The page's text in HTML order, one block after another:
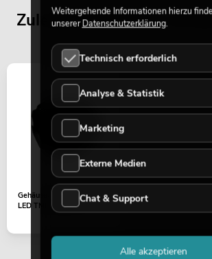
Zuletzt angesehene
Gehäuseteil (Kopf hinten)
LED TMH-H240 sw
Weitergehende Informationen hierzu
unsererDatenschutzerklärung.
Technisch erforderlich
Analyse & Statistik
Marketing
Externe Medien
Chat & Support
Alle akzeptieren